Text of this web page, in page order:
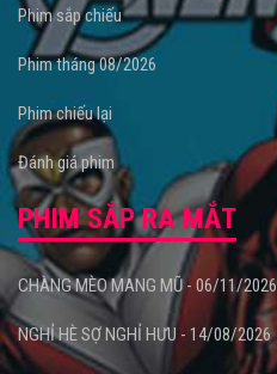
Phim sắp chiếu
Phim tháng 08/2026
Phim chiếu lại
Đánh giá phim
PHIM SẮP RA MẮT
CHÀNG MÈO MANG MŨ - 06/11/2026
NGHỈ HÈ SỢ NGHỈ HƯU - 14/08/2026